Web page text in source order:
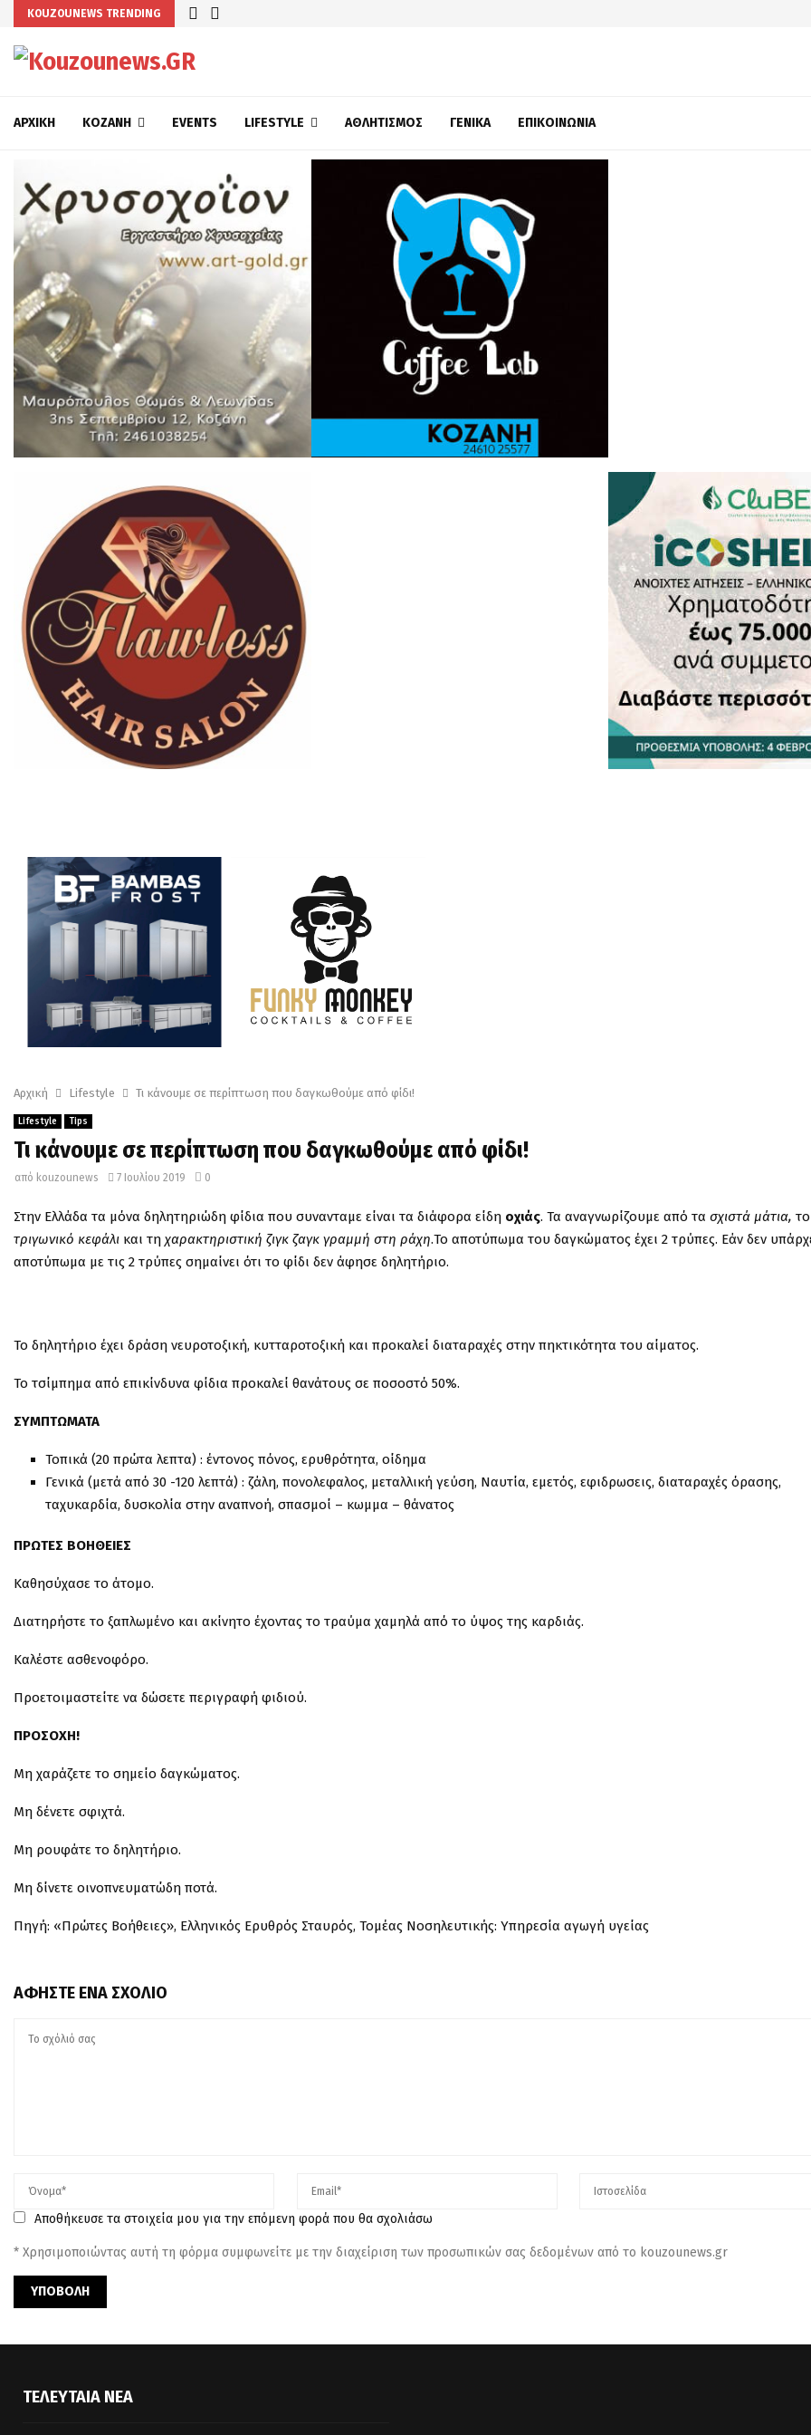
KOUZOUNEWS TRENDING
ΑΡΧΙΚΉ ΚΟΖΆΝΗ EVENTS LIFESTYLE ΑΘΛΗΤΙΣΜΌΣ ΓΕΝΙΚΆ ΕΠΙΚΟΙΝΩΝΊΑ
Αρχική Lifestyle Τι κάνουμε σε περίπτωση που δαγκωθούμε από φίδι!
Lifestyle Tips
Τι κάνουμε σε περίπτωση που δαγκωθούμε από φίδι!
από kouzounews 7 Ιουλίου 2019 0
Στην Ελλάδα τα μόνα δηλητηριώδη φίδια που συνανταμε είναι τα διάφορα είδη οχιάς. Τα αναγνωρίζουμε από τα σχιστά μάτια, το
τριγωνικό κεφάλι και τη χαρακτηριστική ζιγκ ζαγκ γραμμή στη ράχη.Το αποτύπωμα του δαγκώματος έχει 2 τρύπες. Εάν δεν
αποτύπωμα με τις 2 τρύπες σημαίνει ότι το φίδι δεν άφησε δηλητήριο.
Το δηλητήριο έχει δράση νευροτοξική, κυτταροτοξική και προκαλεί διαταραχές στην πηκτικότητα του αίματος.
Το τσίμπημα από επικίνδυνα φίδια προκαλεί θανάτους σε ποσοστό 50%.
ΣΥΜΠΤΩΜΑΤΑ
Τοπικά (20 πρώτα λεπτα) : έντονος πόνος, ερυθρότητα, οίδημα
Γενικά (μετά από 30 -120 λεπτά) : ζάλη, πονολεφαλος, μεταλλική γεύση, Ναυτία, εμετός, εφιδρωσεις, διαταραχές όρασης,
ταχυκαρδία, δυσκολία στην αναπνοή, σπασμοί – κωμμα – θάνατος
ΠΡΩΤΕΣ ΒΟΗΘΕΙΕΣ
Καθησύχασε το άτομο.
Διατηρήστε το ξαπλωμένο και ακίνητο έχοντας το τραύμα χαμηλά από το ύψος της καρδιάς.
Καλέστε ασθενοφόρο.
Προετοιμαστείτε να δώσετε περιγραφή φιδιού.
ΠΡΟΣΟΧΗ!
Μη χαράζετε το σημείο δαγκώματος.
Μη δένετε σφιχτά.
Μη ρουφάτε το δηλητήριο.
Μη δίνετε οινοπνευματώδη ποτά.
Πηγή: «Πρώτες Βοήθειες», Ελληνικός Ερυθρός Σταυρός, Τομέας Νοσηλευτικής: Υπηρεσία αγωγή υγείας
ΑΦΉΣΤΕ ΈΝΑ ΣΧΌΛΙΟ
Αποθήκευσε τα στοιχεία μου για την επόμενη φορά που θα σχολιάσω
* Χρησιμοποιώντας αυτή τη φόρμα συμφωνείτε με την διαχείριση των προσωπικών σας δεδομένων από το kouzounews.gr
ΤΕΛΕΥΤΑΊΑ ΝΈΑ